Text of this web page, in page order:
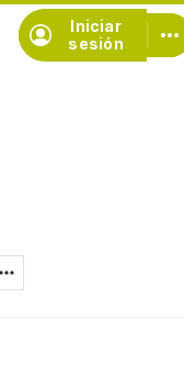
Iniciar
sesión